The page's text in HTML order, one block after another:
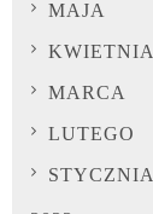
MAJA
KWIETNIA
MARCA
LUTEGO
STYCZNIA